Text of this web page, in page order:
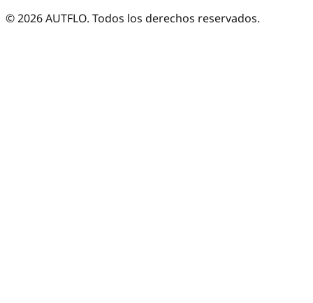
©2026AUTFLO. Todos los derechos reservados.